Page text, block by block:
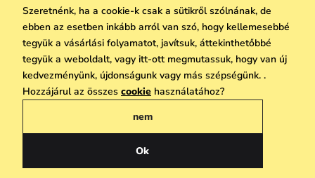
Visszaküldés és reklamáció
Ajándék utalványok
Vállalatok számára
We Care
Vuchlook
Üzletek
Praha
Feliratkozni
A személyes adatok védelmének alapelveiitt
Copyright © 2026 Vuch s.r.o. Minden jog fenntartva. Technikailag biztosítja
Simplia.cz
Magyar
Szeretnénk, ha a cookie-k csak a sütikről szólnának, de
ebben az esetben inkább arról van szó, hogy kellemesebbé
tegyük a vásárlási folyamatot, javítsuk, áttekinthetőbbé
tegyük a weboldalt, vagy itt-ott megmutassuk, hogy van új
kedvezményünk, újdonságunk vagy más szépségünk. .
Hozzájárul az összes cookie használatához?
nem
Ok